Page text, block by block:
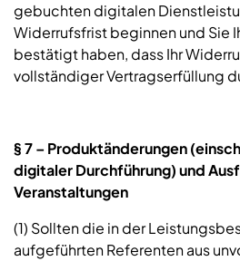
gebuchten digitalen
Widerrufsfrist beginnen und Sie
bestätigt haben, dass Ihr
vollständiger Vertragserfüllung
§ 7 – Produktänderungen
digitaler Durchführung) und
Veranstaltungen
(1) Sollten die in der
aufgeführten Referenten aus